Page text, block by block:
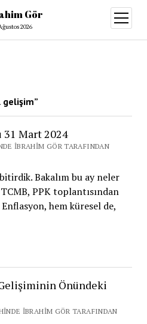
Gör
2026
aç
gelişim”
31 Mart 2024
İBRAHIM GÖR TARAFINDAN
Bakalım bu ay neler
PPK toplantısından
hem küresel de,
Önündeki
İBRAHIM GÖR TARAFINDAN